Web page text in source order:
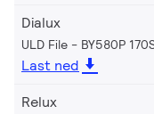
Dialux
ULD File - BY580P
Last ned
Relux